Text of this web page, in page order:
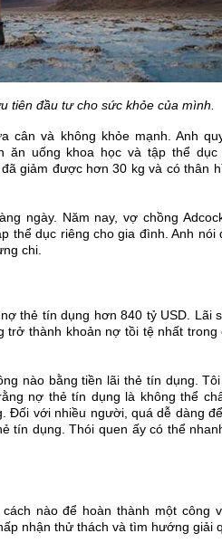
tiên đầu tư cho sức khỏe của mình.
cân và không khỏe mạnh. Anh
ăn uống khoa học và tập thể dục
giảm được hơn 30 kg và có thân
ngày. Năm nay, vợ chồng
thể dục riêng cho gia đình. Anh nói
chi.
thẻ tín dụng hơn 840 tỷ USD. Lãi
trở thành khoản nợ tồi tệ nhất trong
nào bằng tiền lãi thẻ tín dụng.
nợ thẻ tín dụng là không thể
Đối với nhiều người, quá dễ dàng
tín dụng. Thói quen ấy có thể
nào để hoàn thành một công
nhận thử thách và tìm hướng giải